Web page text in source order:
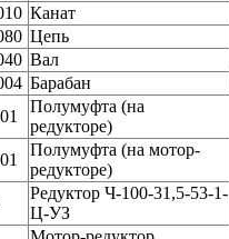
Канат
Цепь
Вал
Барабан
Полумуфта (на
редукторе)
Полумуфта (на мотор-
редукторе)
Редуктор Ч-100-31,5-53-1-
Ц-УЗ